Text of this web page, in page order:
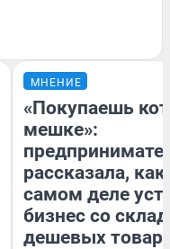
МНЕНИЕ
«Покупаешь
мешке»:
рассказала, как
самом деле
бизнес со
дешевых